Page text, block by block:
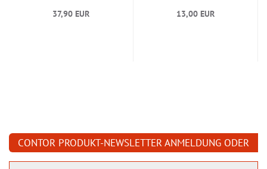
37,90 EUR 13,00 EUR
CONTOR PRODUKT-NEWSLETTER ANMELDUNG ODER
ABMELDUNG